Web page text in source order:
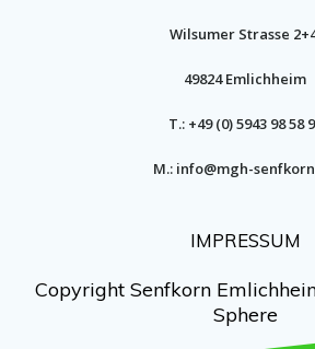
Wilsumer Strasse
49824 Emlichheim
T.: +49 (0) 5943 98 58
M.: info@mgh-
IMPRESSUM
Copyright Senfkorn
Sphere